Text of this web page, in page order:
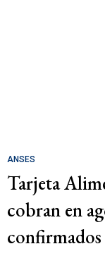
ANSES
Tarjeta
cobran en
confirmados